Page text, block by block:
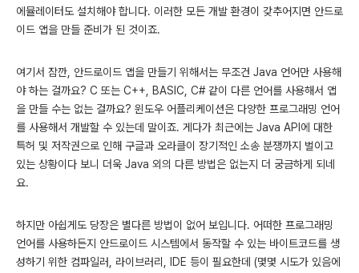
에뮬레이터도 설치해야 합니다. 이러한 모든 개발 환경이 갖추어지면 안드로
이드 앱을 만들 준비가 된 것이죠.
여기서 잠깐, 안드로이드 앱을 만들기 위해서는 무조건 Java 언어만 사용해
야 하는 걸까요? C 또는 C++, BASIC, C# 같이 다른 언어를 사용해서 앱
을 만들 수는 없는 걸까요? 윈도우 어플리케이션은 다양한 프로그래밍 언어
를 사용해서 개발할 수 있는데 말이죠. 게다가 최근에는 Java API에 대한
특허 및 저작권으로 인해 구글과 오라클이 장기적인 소송 분쟁까지 벌이고
있는 상황이다 보니 더욱 Java 외의 다른 방법은 없는지 더 궁금하게 되네
요.
하지만 아쉽게도 당장은 별다른 방법이 없어 보입니다. 어떠한 프로그래밍
언어를 사용하든지 안드로이드 시스템에서 동작할 수 있는 바이트코드를 생
성하기 위한 컴파일러, 라이브러리, IDE 등이 필요한데 (몇몇 시도가 있음에